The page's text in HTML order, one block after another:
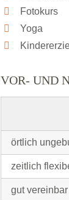
Fotokurs
Yoga
VOR- UND
örtlich
zeitlich
gut